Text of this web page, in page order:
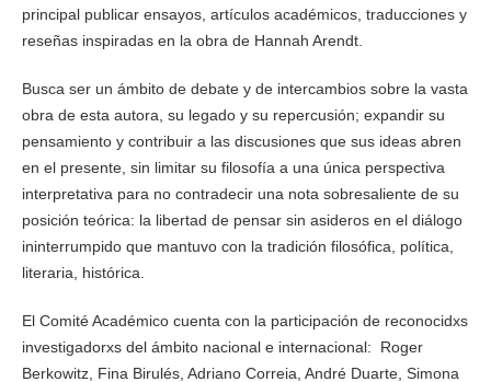
principal publicar ensayos, artículos académicos, traducciones y
reseñas inspiradas en la obra de Hannah Arendt.
Busca ser un ámbito de debate y de intercambios sobre la vasta
obra de esta autora, su legado y su repercusión; expandir su
pensamiento y contribuir a las discusiones que sus ideas abren
en el presente, sin limitar su filosofía a una única perspectiva
interpretativa para no contradecir una nota sobresaliente de su
posición teórica: la libertad de pensar sin asideros en el diálogo
ininterrumpido que mantuvo con la tradición filosófica, política,
literaria, histórica.
El Comité Académico cuenta con la participación de reconocidxs
investigadorxs del ámbito nacional e internacional: Roger
Berkowitz, Fina Birulés, Adriano Correia, André Duarte, Simona